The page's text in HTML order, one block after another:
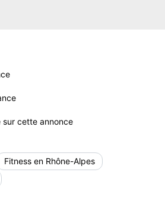
sur cette annonce
Fitness en Rhône-Alpes